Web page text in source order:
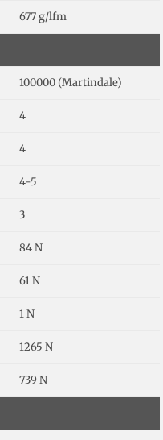
677 g/lfm
100000 (Martindale)
4
4
4-5
3
84 N
61 N
1 N
1265 N
739 N